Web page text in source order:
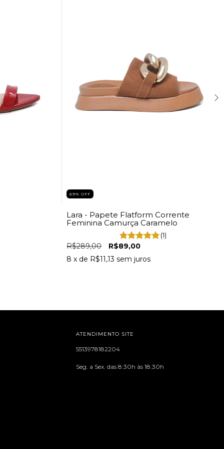
69%OFF
Lara - Papete Flatform Corrente
Feminina Camurça Caramelo
(1)
R$289,00
R$89,00
8 x de R$11,13 sem juros
ATENDIMENTO SITE
5513978182204
Seg. a Sex. das 8:30h às 18:30h